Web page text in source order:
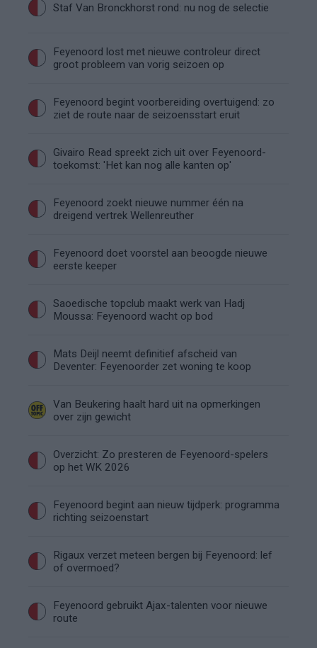
Staf Van Bronckhorst rond: nu nog de selectie
Feyenoord lost met nieuwe controleur direct
groot probleem van vorig seizoen op
Feyenoord begint voorbereiding overtuigend: zo
ziet de route naar de seizoensstart eruit
Givairo Read spreekt zich uit over Feyenoord-
toekomst: 'Het kan nog alle kanten op'
Feyenoord zoekt nieuwe nummer één na
dreigend vertrek Wellenreuther
Feyenoord doet voorstel aan beoogde nieuwe
eerste keeper
Saoedische topclub maakt werk van Hadj
Moussa: Feyenoord wacht op bod
Mats Deijl neemt definitief afscheid van
Deventer: Feyenoorder zet woning te koop
Van Beukering haalt hard uit na opmerkingen
over zijn gewicht
Overzicht: Zo presteren de Feyenoord-spelers
op het WK 2026
Feyenoord begint aan nieuw tijdperk: programma
richting seizoenstart
Rigaux verzet meteen bergen bij Feyenoord: lef
of overmoed?
Feyenoord gebruikt Ajax-talenten voor nieuwe
route